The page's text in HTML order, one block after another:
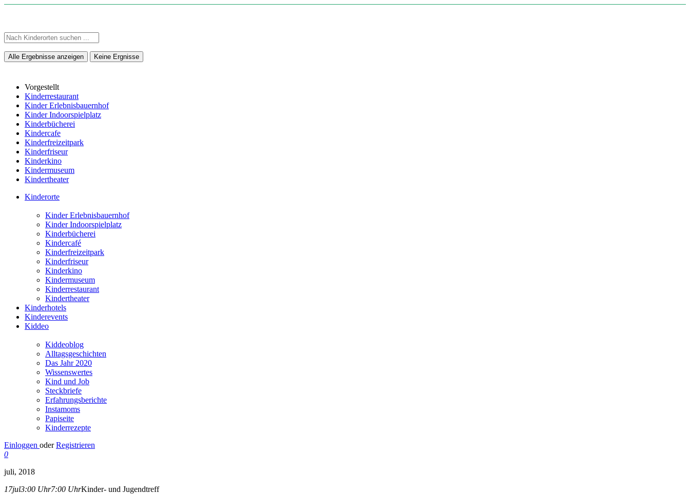
Alle Ergebnisse anzeigen Keine Ergnisse
Vorgestellt
Kinderrestaurant
Kinder Erlebnisbauernhof
Kinder Indoorspielplatz
Kinderbücherei
Kindercafe
Kinderfreizeitpark
Kinderfriseur
Kinderkino
Kindermuseum
Kindertheater
Kinderorte
Kinder Erlebnisbauernhof
Kinder Indoorspielplatz
Kinderbücherei
Kindercafé
Kinderfreizeitpark
Kinderfriseur
Kinderkino
Kindermuseum
Kinderrestaurant
Kindertheater
Kinderhotels
Kinderevents
Kiddeo
Kiddeoblog
Alltagsgeschichten
Das Jahr 2020
Wissenswertes
Kind und Job
Steckbriefe
Erfahrungsberichte
Instamoms
Papiseite
Kinderrezepte
Einloggen oder Registrieren
0
juli, 2018
17jul3:00 Uhr7:00 UhrKinder- und Jugendtreff